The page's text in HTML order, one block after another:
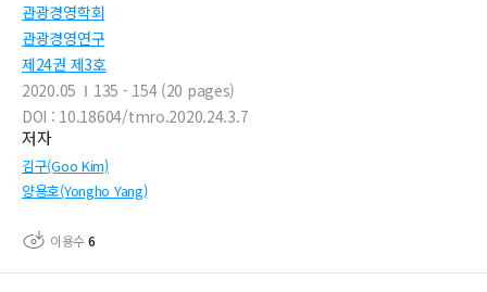
관광경영학회
관광경영연구
제24권 제3호
2020.05
135 - 154 (20 pages)
DOI : 10.18604/tmro.2020.24.3.7
저자
김구(Goo Kim)
양용호(Yongho Yang)
이용수6